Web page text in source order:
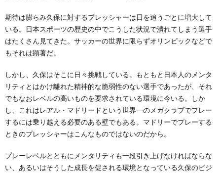
期待は膨らみ久保に対するプレッシャーは日を追うごとに増大して
いる。日本スポーツの歴史の中でこうした状況で潰れてしまう選手
はたくさん見てきた。サッカーの世界に限らずオリンピックなどで
もそれは顕著だ。
しかし、久保はそこに日々挑戦している。もともと日本人のメンタ
リティとはかけ離れた精神的な脆弱性のない選手であったが、それ
でもなおレベルの高いものを要求されている環境に今いる。しか
し、これはレアル・マドリードという世界一のメガクラブでプレー
するには乗り越える必要のある壁でもある。マドリーでプレーする
ときのプレッシャーはこんなものではないのだから。
プレーレベルとともにメンタリティも一段引き上げなければならな
い、あるいはそうした成長を促される環境となっている久保のビジ